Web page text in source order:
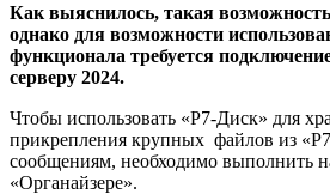
Как выяснилось, такая возможность
однако для возможности
функционала требуется
серверу 2024.
Чтобы использовать «Р7-Диск» для
прикрепления крупных файлов из
сообщениям, необходимо выполнить
«Органайзере».